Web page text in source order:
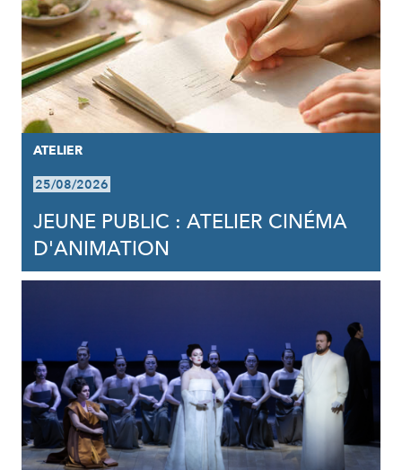
ATELIER
25/08/2026
JEUNE PUBLIC : ATELIER CINÉMA
D'ANIMATION